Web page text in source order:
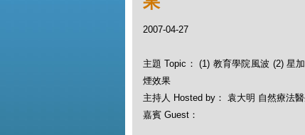
2007-04-27
主題 Topic： (1) 教育學院風波 (2) 星
煙效果
主持人 Hosted by： 袁大明 自然療法
嘉賓 Guest：